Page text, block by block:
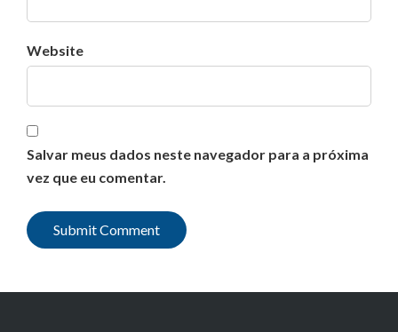
Website
Salvar meus dados neste navegador para a próxima
vez que eu comentar.